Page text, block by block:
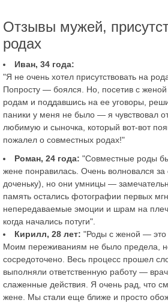
Отзывы мужей,
родах
Иван, 34 года:
"Я не очень хотел присутствовать на
Попросту — боялся. Но, посетив с
родам и поддавшись на ее уговоры,
паники у меня не было — я чувствовал
любимую и сыночка, который вот-вот
пожалел о совместных родах!"
Роман, 24 года: "Совместные роды
жене понравилась. Очень волновался за
доченьку), но они умницы —
память остались фотографии первых
непередаваемые эмоции и шрам на
когда начались потуги".
Кирилл, 28 лет: "Роды с женой — это
Моим переживаниям не было предела,
сосредоточено. Весь процесс прошел
выполняли ответственную работу —
слаженные действия. Я очень рад, что
жене. Мы стали еще ближе и просто